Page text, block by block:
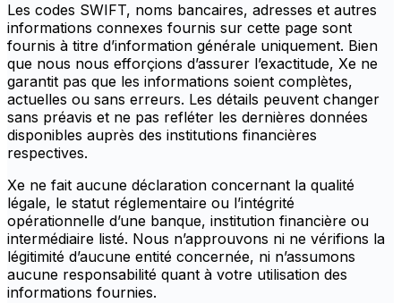
Les codes SWIFT, noms bancaires, adresses et autres
informations connexes fournis sur cette page sont
fournis à titre d’information générale uniquement. Bien
que nous nous efforçions d’assurer l’exactitude, Xe ne
garantit pas que les informations soient complètes,
actuelles ou sans erreurs. Les détails peuvent changer
sans préavis et ne pas refléter les dernières données
disponibles auprès des institutions financières
respectives.
Xe ne fait aucune déclaration concernant la qualité
légale, le statut réglementaire ou l’intégrité
opérationnelle d’une banque, institution financière ou
intermédiaire listé. Nous n’approuvons ni ne vérifions la
légitimité d’aucune entité concernée, ni n’assumons
aucune responsabilité quant à votre utilisation des
informations fournies.